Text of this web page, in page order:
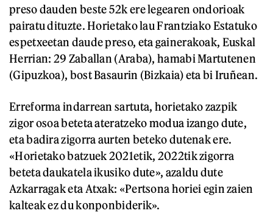
preso dauden beste 52k ere legearen ondorioak
pairatu dituzte. Horietako lau Frantziako Estatuko
espetxeetan daude preso, eta gainerakoak, Euskal
Herrian: 29 Zaballan (Araba), hamabi Martutenen
(Gipuzkoa), bost Basaurin (Bizkaia) eta bi Iruñean.
Erreforma indarrean sartuta, horietako zazpik
zigor osoa beteta ateratzeko modua izango dute,
eta badira zigorra aurten beteko dutenak ere.
«Horietako batzuek 2021etik, 2022tik zigorra
beteta daukatela ikusiko dute», azaldu dute
Azkarragak eta Atxak: «Pertsona horiei egin zaien
kalteak ez du konponbiderik».